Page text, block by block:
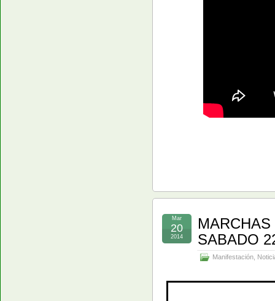
SABADO
Manifestación
Mar
20
2014